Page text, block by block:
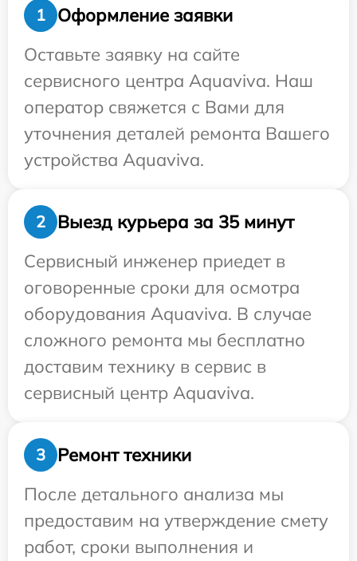
1
Оформление заявки
Оставьте заявку на сайте
сервисного центра Aquaviva. Наш
оператор свяжется с Вами для
уточнения деталей ремонта Вашего
устройства Aquaviva.
2
Выезд курьера за 35 минут
Сервисный инженер приедет в
оговоренные сроки для осмотра
оборудования Aquaviva. В случае
сложного ремонта мы бесплатно
доставим технику в сервис в
сервисный центр Aquaviva.
3
Ремонт техники
После детального анализа мы
предоставим на утверждение смету
работ, сроки выполнения и